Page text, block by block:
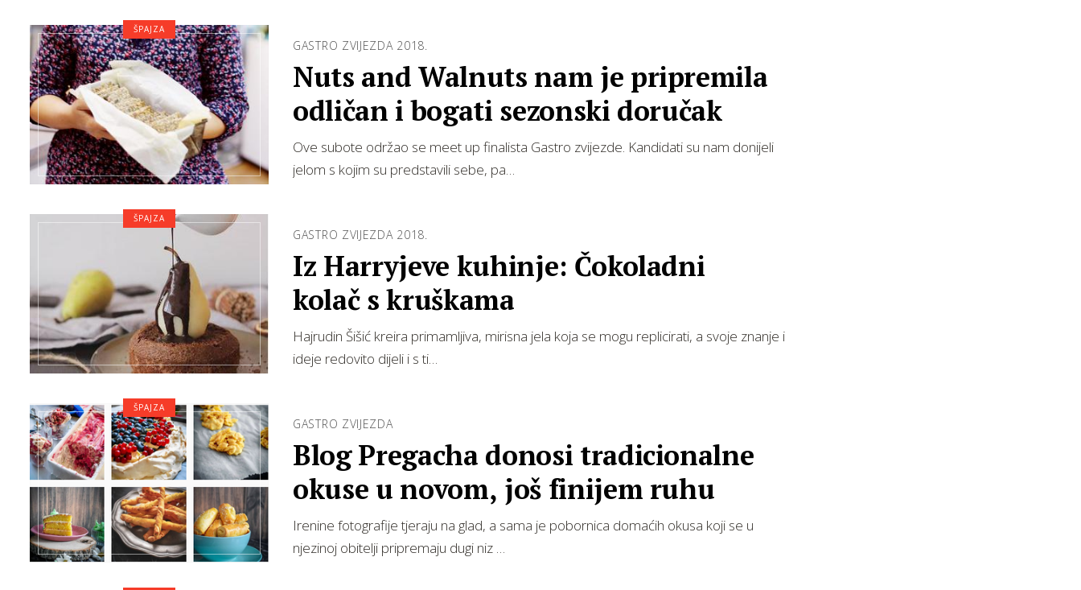
GASTRO ZVIJEZDA 2018.
Nuts and Walnuts nam je pripremila
odličan i bogati sezonski doručak
Ove subote održao se meet up finalista Gastro zvijezde. Kandidati su nam donijeli
jelom s kojim su predstavili sebe, pa…
ŠPAJZA
GASTRO ZVIJEZDA 2018.
Iz Harryjeve kuhinje: Čokoladni
kolač s kruškama
Hajrudin Šišić kreira primamljiva, mirisna jela koja se mogu replicirati, a svoje znanje i
ideje redovito dijeli i s ti…
ŠPAJZA
GASTRO ZVIJEZDA
Blog Pregacha donosi tradicionalne
okuse u novom, još finijem ruhu
Irenine fotografije tjeraju na glad, a sama je pobornica domaćih okusa koji se u
njezinoj obitelji pripremaju dugi niz …
ŠPAJZA